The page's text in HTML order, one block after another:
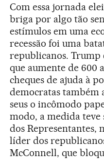
Com essa jornada
briga por algo tão
estímulos em uma
recessão foi uma
republicanos. Trump
que aumente de 600
cheques de ajuda à
democratas também
seus o incômodo
modo, a medida
dos Representantes,
líder dos
McConnell, que